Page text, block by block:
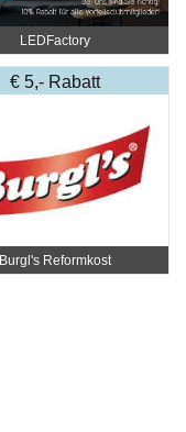
LEDFactory
€ 5,- Rabatt
Burgl's Reformkost